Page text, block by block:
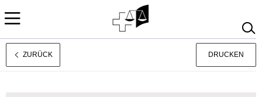
Français
ZURÜCK DRUCKEN